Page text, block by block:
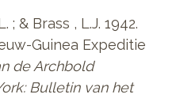
; & Brass , L.J. 1942.
Guinea Expeditie
de Archbold
Bulletin van het